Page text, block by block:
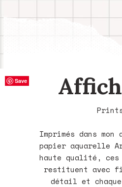
Imprimés dans
papier aquarelle
haute qualité,
restituent avec
détail et
Save
Save
Save
Save
Save
Save
Save
Save
Save
Save
Save